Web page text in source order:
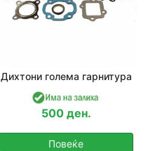
Дихтони голема гарнитура
500 ден.
Повеќе